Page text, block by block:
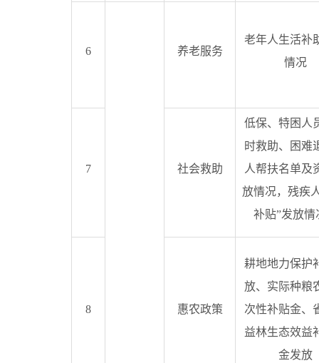
6 养老服务
老年人生活补
情况
7 社会救助
低保、特困人
时救助、困难
人帮扶名单及
放情况，残疾
补贴”发放情
8 惠农政策
耕地地力保护
放、实际种粮
次性补贴金、
益林生态效益
金发放